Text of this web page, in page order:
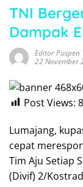
TNI
Dampak
Editor Puspen
22 November
Post Views:
Lumajang,
cepat
Tim Aju Setiap
(Divif) 2/Kostrad